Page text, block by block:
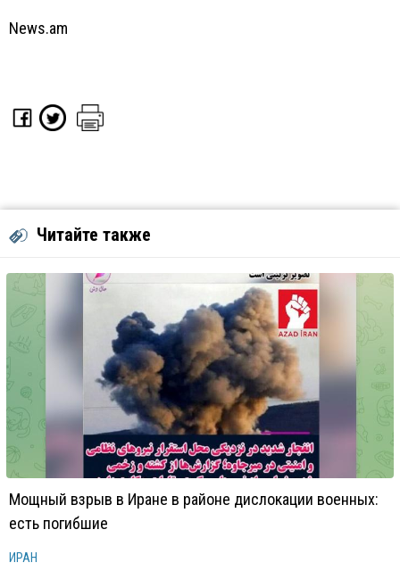
News.am
Читайте также
Мощный взрыв в Иране в районе дислокации военных:
есть погибшие
ИРАН